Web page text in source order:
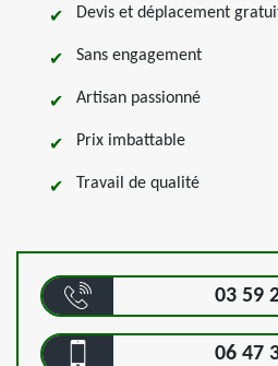
Devis et déplacement
Sans engagement
Artisan passionné
Prix imbattable
Travail de qualité
03 59
06 47